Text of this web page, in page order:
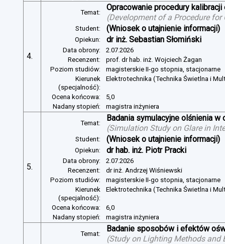
4.
Temat:
Opracowanie procedury
(Development of a Procedure for
Student: (Wniosek o utajnienie informacji)
Opiekun: dr inż. Sebastian Słomiński
Data obrony:
2.07.2026
Recenzent:
prof. dr hab. inż. Wojciech Żagan
Poziom studiów:
magisterskie II-go stopnia, stacjonarne
Kierunek
(specjalność):
Elektrotechnika (Technika Świetlna i
Ocena końcowa:
5,0
Nadany stopień:
magistra inżyniera
5.
Temat:
Badania symulacyjne olśnienia
(Simulation Study on Glare in
Student: (Wniosek o utajnienie informacji)
Opiekun: dr hab. inż. Piotr Pracki
Data obrony:
2.07.2026
Recenzent:
dr inż. Andrzej Wiśniewski
Poziom studiów:
magisterskie II-go stopnia, stacjonarne
Kierunek
(specjalność):
Elektrotechnika (Technika Świetlna i
Ocena końcowa:
6,0
Nadany stopień:
magistra inżyniera
Temat:
Badanie sposobów i efektów
(Study on Lighting Methods and